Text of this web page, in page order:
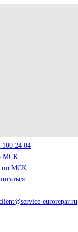
100 24 04
МСК
по МСК
eurorepar.ru